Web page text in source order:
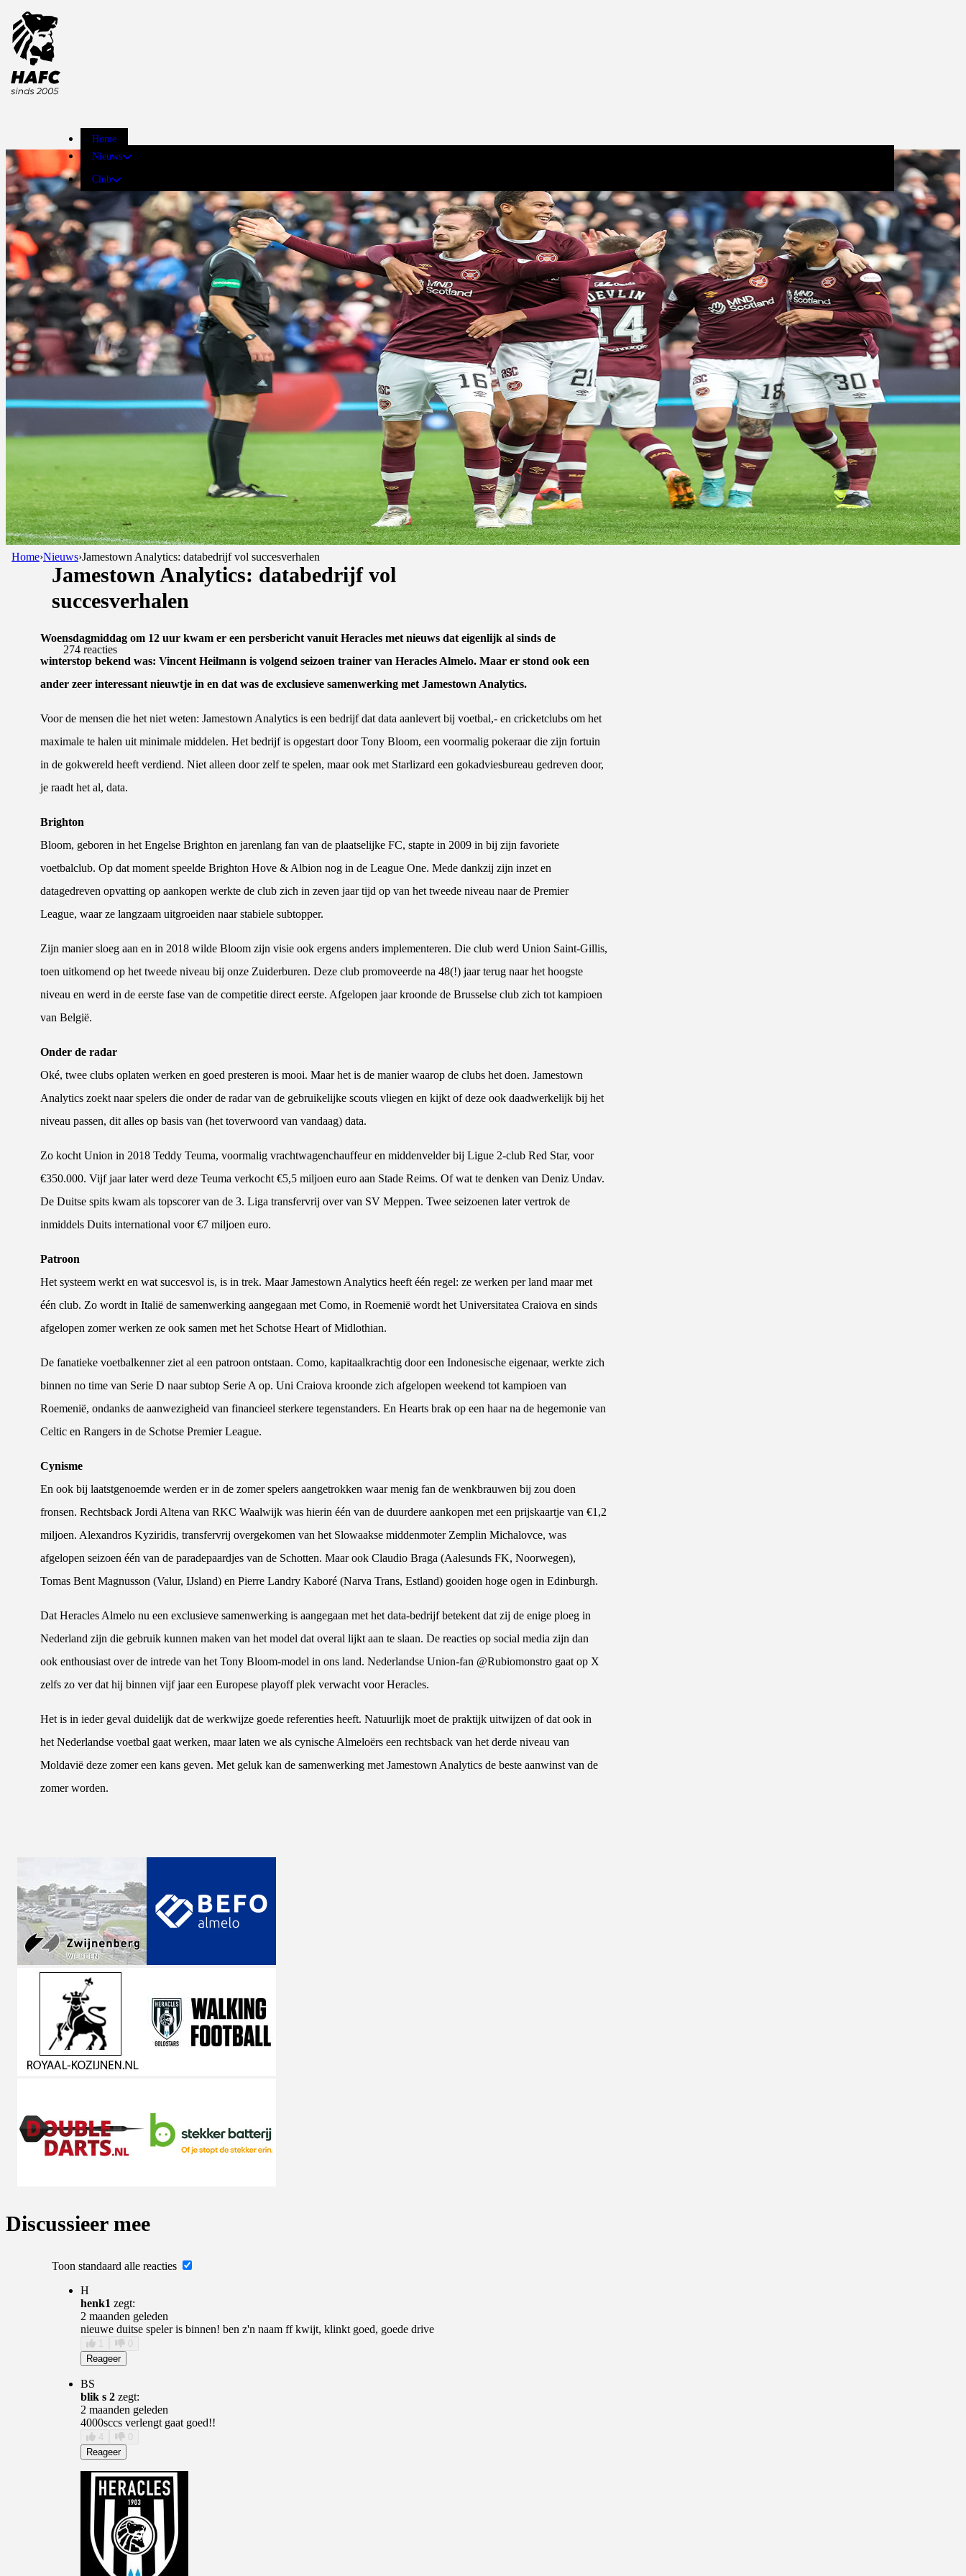
Home
Nieuws
Club
ACCOUNT
Jamestown Analytics: databedrijf vol
succesverhalen
274 reacties
Home›Nieuws›Jamestown Analytics: databedrijf vol succesverhalen
Woensdagmiddag om 12 uur kwam er een persbericht vanuit Heracles met nieuws dat eigenlijk al sinds de
winterstop bekend was: Vincent Heilmann is volgend seizoen trainer van Heracles Almelo. Maar er stond ook een
ander zeer interessant nieuwtje in en dat was de exclusieve samenwerking met Jamestown Analytics.
Voor de mensen die het niet weten: Jamestown Analytics is een bedrijf dat data aanlevert bij voetbal,- en cricketclubs om het
maximale te halen uit minimale middelen. Het bedrijf is opgestart door Tony Bloom, een voormalig pokeraar die zijn fortuin
in de gokwereld heeft verdiend. Niet alleen door zelf te spelen, maar ook met Starlizard een gokadviesbureau gedreven door,
je raadt het al, data.
Brighton
Bloom, geboren in het Engelse Brighton en jarenlang fan van de plaatselijke FC, stapte in 2009 in bij zijn favoriete
voetbalclub. Op dat moment speelde Brighton Hove & Albion nog in de League One. Mede dankzij zijn inzet en
datagedreven opvatting op aankopen werkte de club zich in zeven jaar tijd op van het tweede niveau naar de Premier
League, waar ze langzaam uitgroeiden naar stabiele subtopper.
Zijn manier sloeg aan en in 2018 wilde Bloom zijn visie ook ergens anders implementeren. Die club werd Union Saint-Gillis,
toen uitkomend op het tweede niveau bij onze Zuiderburen. Deze club promoveerde na 48(!) jaar terug naar het hoogste
niveau en werd in de eerste fase van de competitie direct eerste. Afgelopen jaar kroonde de Brusselse club zich tot kampioen
van België.
Onder de radar
Oké, twee clubs oplaten werken en goed presteren is mooi. Maar het is de manier waarop de clubs het doen. Jamestown
Analytics zoekt naar spelers die onder de radar van de gebruikelijke scouts vliegen en kijkt of deze ook daadwerkelijk bij het
niveau passen, dit alles op basis van (het toverwoord van vandaag) data.
Zo kocht Union in 2018 Teddy Teuma, voormalig vrachtwagenchauffeur en middenvelder bij Ligue 2-club Red Star, voor
€350.000. Vijf jaar later werd deze Teuma verkocht €5,5 miljoen euro aan Stade Reims. Of wat te denken van Deniz Undav.
De Duitse spits kwam als topscorer van de 3. Liga transfervrij over van SV Meppen. Twee seizoenen later vertrok de
inmiddels Duits international voor €7 miljoen euro.
Patroon
Het systeem werkt en wat succesvol is, is in trek. Maar Jamestown Analytics heeft één regel: ze werken per land maar met
één club. Zo wordt in Italië de samenwerking aangegaan met Como, in Roemenië wordt het Universitatea Craiova en sinds
afgelopen zomer werken ze ook samen met het Schotse Heart of Midlothian.
De fanatieke voetbalkenner ziet al een patroon ontstaan. Como, kapitaalkrachtig door een Indonesische eigenaar, werkte zich
binnen no time van Serie D naar subtop Serie A op. Uni Craiova kroonde zich afgelopen weekend tot kampioen van
Roemenië, ondanks de aanwezigheid van financieel sterkere tegenstanders. En Hearts brak op een haar na de hegemonie van
Celtic en Rangers in de Schotse Premier League.
Cynisme
En ook bij laatstgenoemde werden er in de zomer spelers aangetrokken waar menig fan de wenkbrauwen bij zou doen
fronsen. Rechtsback Jordi Altena van RKC Waalwijk was hierin één van de duurdere aankopen met een prijskaartje van €1,2
miljoen. Alexandros Kyziridis, transfervrij overgekomen van het Slowaakse middenmoter Zemplin Michalovce, was
afgelopen seizoen één van de paradepaardjes van de Schotten. Maar ook Claudio Braga (Aalesunds FK, Noorwegen),
Tomas Bent Magnusson (Valur, IJsland) en Pierre Landry Kaboré (Narva Trans, Estland) gooiden hoge ogen in Edinburgh.
Dat Heracles Almelo nu een exclusieve samenwerking is aangegaan met het data-bedrijf betekent dat zij de enige ploeg in
Nederland zijn die gebruik kunnen maken van het model dat overal lijkt aan te slaan. De reacties op social media zijn dan
ook enthousiast over de intrede van het Tony Bloom-model in ons land. Nederlandse Union-fan @Rubiomonstro gaat op X
zelfs zo ver dat hij binnen vijf jaar een Europese playoff plek verwacht voor Heracles.
Het is in ieder geval duidelijk dat de werkwijze goede referenties heeft. Natuurlijk moet de praktijk uitwijzen of dat ook in
het Nederlandse voetbal gaat werken, maar laten we als cynische Almeloërs een rechtsback van het derde niveau van
Moldavië deze zomer een kans geven. Met geluk kan de samenwerking met Jamestown Analytics de beste aanwinst van de
zomer worden.
Discussieer mee
Toon standaard alle reacties
H
henk1 zegt:
2 maanden geleden
nieuwe duitse speler is binnen! ben z'n naam ff kwijt, klinkt goed, goede drive
1
0
Reageer
BS
blik s 2 zegt:
2 maanden geleden
4000sccs verlengt gaat goed!!
4
0
Reageer